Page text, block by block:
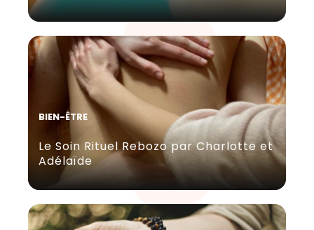
BIEN-ÊTRE
Le Soin Rituel Rebozo par Charlotte et
Adélaïde